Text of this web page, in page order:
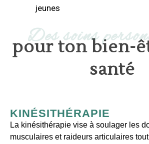
jeunes
Des soins
pour ton bien-
santé
KINÉSITHÉRAPIE
La kinésithérapie vise à soulager les
musculaires et raideurs articulaires